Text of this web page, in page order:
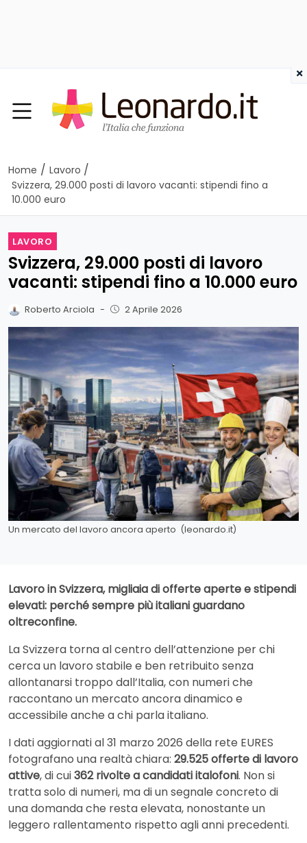
Home / Lavoro /
Svizzera, 29.000 posti di lavoro vacanti: stipendi fino a
10.000 euro
LAVORO
Svizzera, 29.000 posti di lavoro
vacanti: stipendi fino a 10.000 euro
Roberto Arciola - 2 Aprile 2026
Un mercato del lavoro ancora aperto (leonardo.it)
Lavoro in Svizzera, migliaia di offerte aperte e stipendi
elevati: perché sempre più italiani guardano
oltreconfine.
La Svizzera torna al centro dell’attenzione per chi
cerca un lavoro stabile e ben retribuito senza
allontanarsi troppo dall’Italia, con numeri che
raccontano un mercato ancora dinamico e
accessibile anche a chi parla italiano.
I dati aggiornati al 31 marzo 2026 della rete EURES
fotografano una realtà chiara: 29.525 offerte di lavoro
attive, di cui362 rivolte a candidati italofoni. Non si
tratta solo di numeri, ma di un segnale concreto di
una domanda che resta elevata, nonostante un
leggero rallentamento rispetto agli anni precedenti.
×